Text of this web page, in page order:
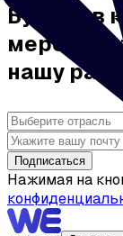
Будьте в
нашу
Подписаться
Нажимая на